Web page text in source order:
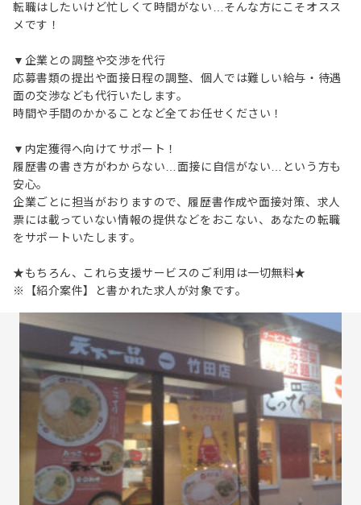
転職はしたいけど忙しくて時間がない…そんな方にこそオスス
メです！
▼企業との調整や交渉を代行
応募書類の提出や面接日程の調整、個人では難しい給与・待遇
面の交渉なども代行いたします。
時間や手間のかかることなど全てお任せください！
▼内定獲得へ向けてサポート！
履歴書の書き方がわからない…面接に自信がない…という方も
安心。
企業ごとに担当がおりますので、履歴書作成や面接対策、求人
票には載っていない情報の提供などをおこない、あなたの転職
をサポートいたします。
★もちろん、これら支援サービスのご利用は一切無料★
※【紹介案件】と書かれた求人が対象です。